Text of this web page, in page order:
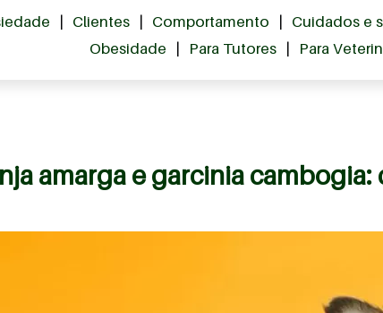
Clientes Comportamento Cuidados e
Obesidade
Para Tutores Para
amarga e garcinia